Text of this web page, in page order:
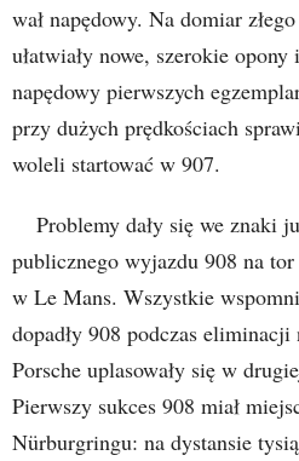
wał napędowy. Na domiar
ułatwiały nowe, szerokie opony
napędowy pierwszych
przy dużych prędkościach
woleli startować w 907.
Problemy dały się we znaki
publicznego wyjazdu 908 na
w Le Mans. Wszystkie
dopadły 908 podczas
Porsche uplasowały się w
Pierwszy sukces 908 miał
Nürburgringu: na dystansie